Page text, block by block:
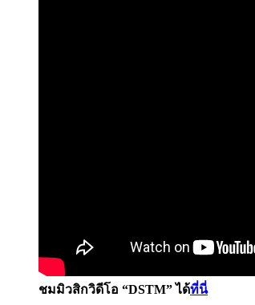
ชมมิวสิกวิดีโอ “DSTM” ได้ที่นี่